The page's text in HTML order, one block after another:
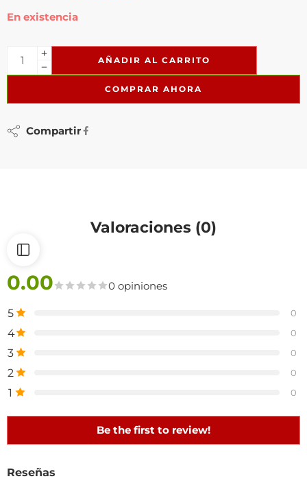
En existencia
AÑADIR AL CARRITO
COMPRAR AHORA
Compartir
Valoraciones (0)
0.00 0 opiniones
5 0
4 0
3 0
2 0
1 0
Be the first to review!
Reseñas